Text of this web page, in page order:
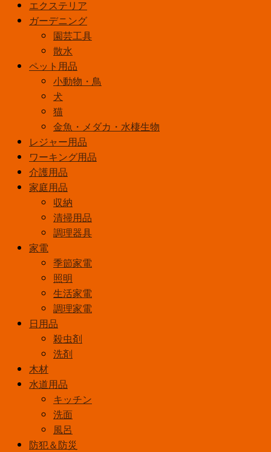
エクステリア
ガーデニング
園芸工具
散水
ペット用品
小動物・鳥
犬
猫
金魚・メダカ・水棲生物
レジャー用品
ワーキング用品
介護用品
家庭用品
収納
清掃用品
調理器具
家電
季節家電
照明
生活家電
調理家電
日用品
殺虫剤
洗剤
木材
水道用品
キッチン
洗面
風呂
防犯＆防災